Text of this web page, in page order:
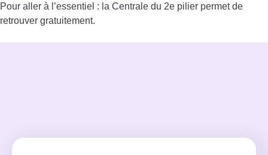
Pour aller à l’essentiel : la Centrale du 2e pilier permet de
retrouver gratuitement.